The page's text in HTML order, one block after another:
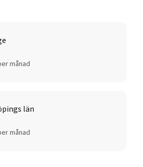
månad
län
månad